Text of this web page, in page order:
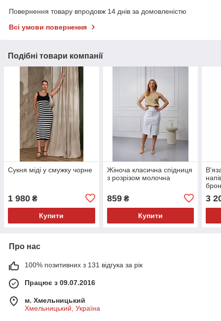
Повернення товару впродовж 14 днів за домовленістю
Всі умови повернення
Подібні товари компанії
Сукня міді у смужку чорне
1 980 ₴
Купити
Жіноча класична спідниця
з розрізом молочна
859₴
Купити
3
Про нас
100% позитивних з 131 відгука за рік
Працює з 09.07.2016
м. Хмельницький
Хмельницький, Україна